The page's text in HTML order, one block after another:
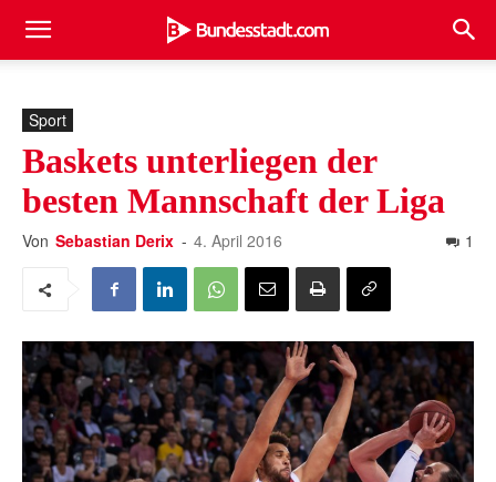
Sport
Baskets unterliegen der
besten Mannschaft der Liga
Von Sebastian Derix - 4. April 2016 1